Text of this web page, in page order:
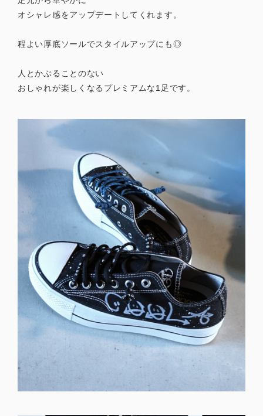
オシャレ感をアップデートしてくれます。
程よい厚底ソールでスタイルアップにも◎
人とかぶることのない
おしゃれが楽しくなるプレミアムな1足です。